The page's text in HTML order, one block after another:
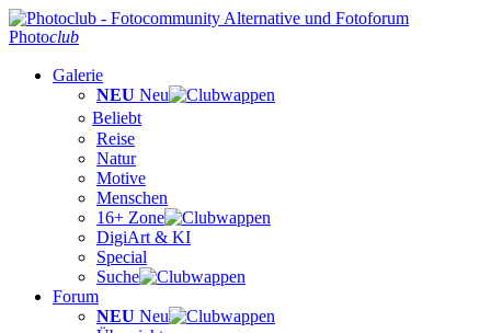
Photoclub
Galerie
NEU Neu
Beliebt
Reise
Natur
Motive
Menschen
16+ Zone
DigiArt & KI
Special
Suche
Forum
NEU Neu